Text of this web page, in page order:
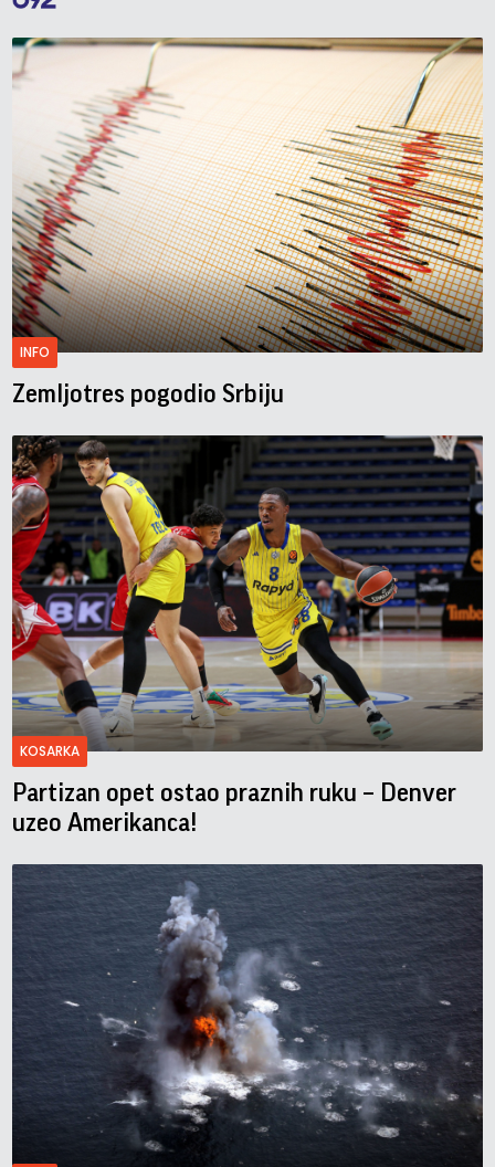
INFO
Zemljotres pogodio Srbiju
KOSARKA
Partizan opet ostao praznih ruku – Denver
uzeo Amerikanca!